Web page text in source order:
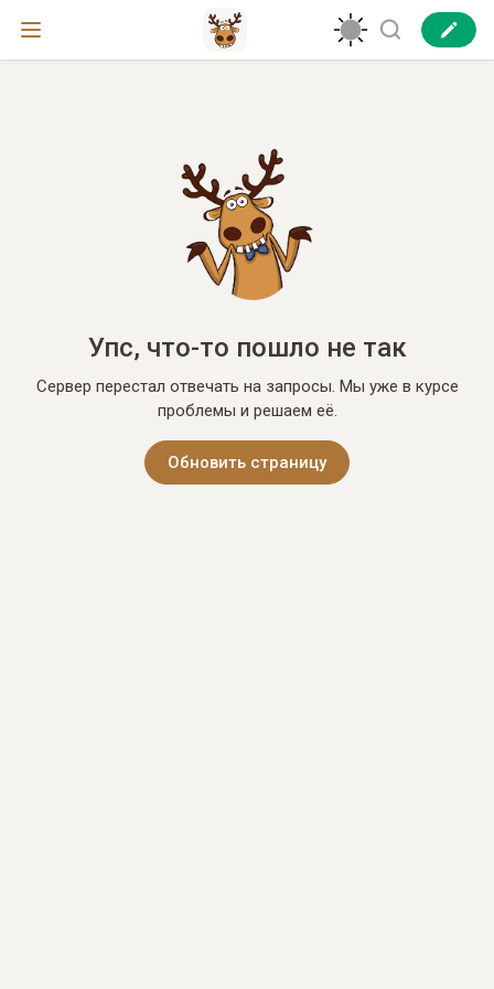
Упс, что-то пошло не так
Сервер перестал отвечать на запросы. Мы уже в курсе
проблемы и решаем её.
Обновить страницу